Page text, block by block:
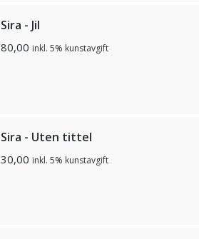
- Jil
inkl. 5% kunstavgift
Sira - Uten tittel
inkl. 5% kunstavgift